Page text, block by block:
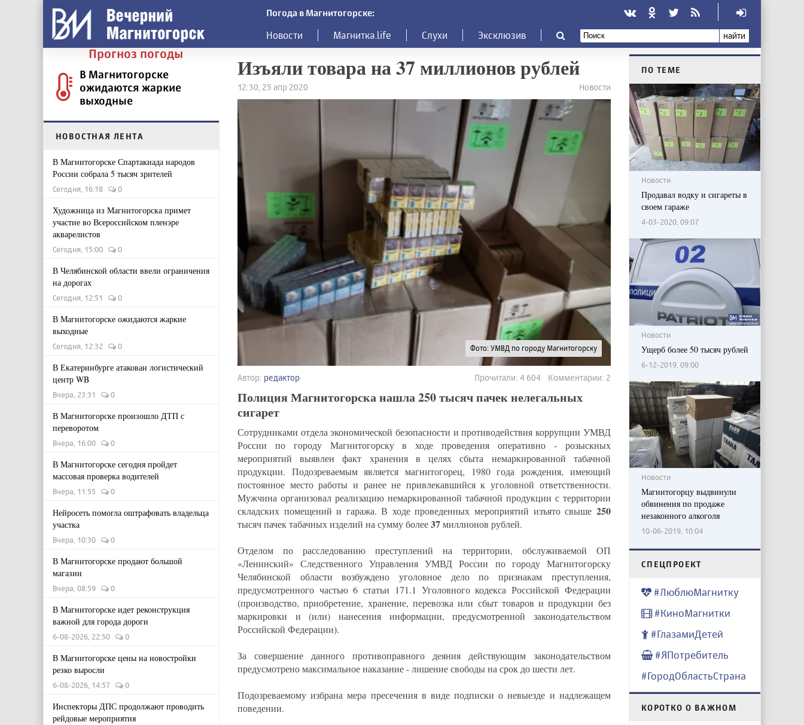
Погода в Магнитогорске:
Новости Магнитка.life Слухи Эксклюзив найти
Прогноз погоды
В Магнитогорске
ожидаются жаркие
выходные
НОВОСТНАЯ ЛЕНТА
В Магнитогорске Спартакиада народов
России собрала 5 тысяч зрителей
Сегодня, 16:18 0
Художница из Магнитогорска примет
участие во Всероссийском пленэре
акварелистов
Сегодня, 15:00 0
В Челябинской области ввели ограничения
на дорогах
Сегодня, 12:51 0
В Магнитогорске ожидаются жаркие
выходные
Сегодня, 12:32 0
В Екатеринбурге атакован логистический
центр WB
Вчера, 23:31 0
В Магнитогорске произошло ДТП с
переворотом
Вчера, 16:00 0
В Магнитогорске сегодня пройдет
массовая проверка водителей
Вчера, 11:55 0
Нейросеть помогла оштрафовать владельца
участка
Вчера, 10:30 0
В Магнитогорске продают большой
магазин
Вчера, 08:59 0
В Магнитогорске идет реконструкция
важной для города дороги
6-08-2026, 22:50 0
В Магнитогорске цены на новостройки
резко выросли
6-08-2026, 14:57 0
Инспекторы ДПС продолжают проводить
рейдовые мероприятия
Изъяли товара на 37 миллионов рублей
12:30, 25 апр 2020 Новости
Фото: УМВД по городу Магнитогорску
Автор: редактор Прочитали: 4 604 Комментарии: 2
Полиция Магнитогорска нашла 250 тысяч пачек нелегальных
сигарет
Сотрудниками отдела экономической безопасности и противодействия коррупции УМВД
России по городу Магнитогорску в ходе проведения оперативно - розыскных
мероприятий выявлен факт хранения в целях сбыта немаркированной табачной
продукции. Подозреваемым является магнитогорец, 1980 года рождения, имеющий
постоянное место работы и ранее не привлекавшийся к уголовной ответственности.
Мужчина организовал реализацию немаркированной табачной продукции с территории
складских помещений и гаража. В ходе проведенных мероприятий изъято свыше 250
тысяч пачек табачных изделий на сумму более37миллионов рублей.
Отделом по расследованию преступлений на территории, обслуживаемой ОП
«Ленинский» Следственного Управления УМВД России по городу Магнитогорску
Челябинской области возбуждено уголовное дело по признакам преступления,
предусмотренного частью 6 статьи 171.1 Уголовного кодекса Российской Федерации
(производство, приобретение, хранение, перевозка или сбыт товаров и продукции без
маркировки и (или) нанесения информации, предусмотренной законодательством
Российской Федерации).
За совершение данного противоправного деяния действующим законодательством
предусмотрено максимальное наказание - лишение свободы на срок до шести лет.
Подозреваемому избрана мера пресечения в виде подписки о невыезде и надлежащем
поведении.
ПО ТЕМЕ
Новости
Продавал водку и сигареты в
своем гараже
4-03-2020, 09:07
Новости
Ущерб более 50 тысяч рублей
6-12-2019, 09:00
Новости
Магнитогорцу выдвинули
обвинения по продаже
незаконного алкоголя
10-06-2019, 10:04
CПЕЦПРОЕКТ
#ЛюблюМагнитку
#КиноМагнитки
#ГлазамиДетей
#ЯПотребитель
#ГородОбластьСтрана
КОРОТКО О ВАЖНОМ